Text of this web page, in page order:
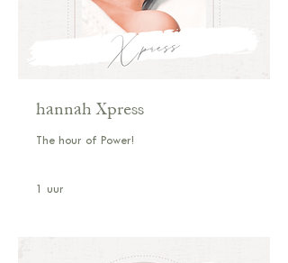
hannah Xpress
The hour of Power!
1 uur